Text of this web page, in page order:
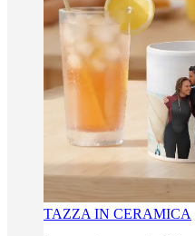
TAZZA IN CERAMICA